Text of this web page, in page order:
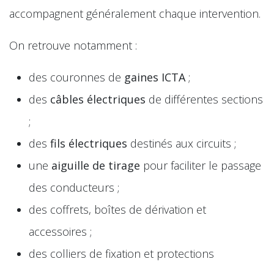
accompagnent généralement chaque intervention.
On retrouve notamment :
des couronnes de gaines ICTA;
des câbles électriques de différentes sections
;
des fils électriques destinés aux circuits ;
une aiguille de tirage pour faciliter le passage
des conducteurs ;
des coffrets, boîtes de dérivation et
accessoires ;
des colliers de fixation et protections